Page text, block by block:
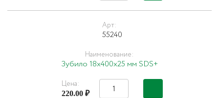
Арт:
55240
Наименование:
Зубило 18х400х25 мм SDS+
Цена:
220.00 ₽